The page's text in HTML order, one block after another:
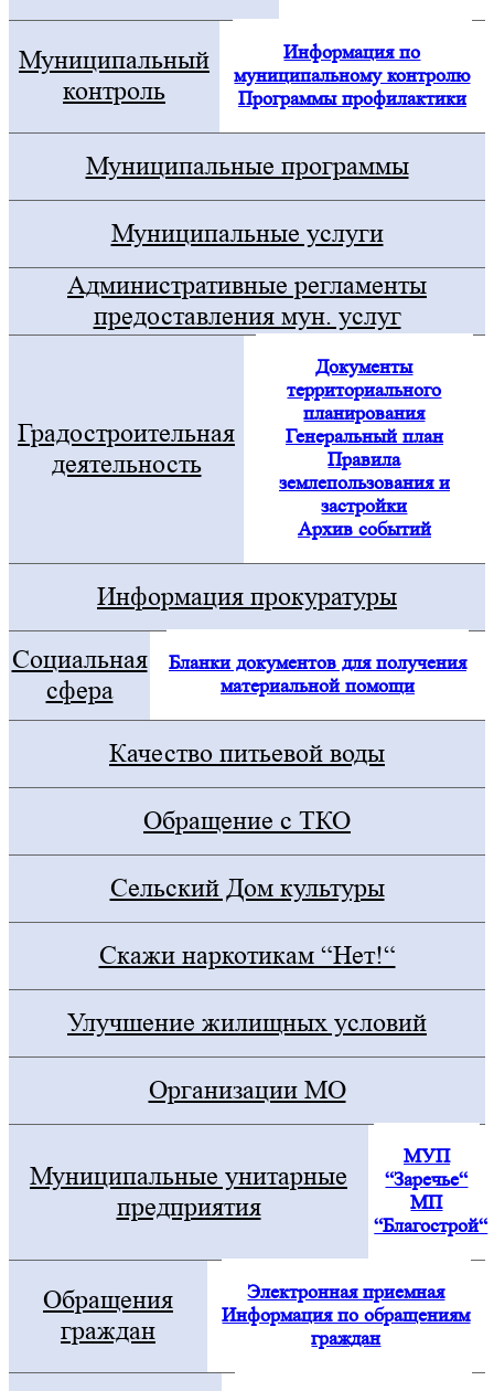
Муниципальный
контроль
Информация по
муниципальному контролю
Программы профилактики
Муниципальные программы
Муниципальные услуги
Административные регламенты
предоставления мун. услуг
Градостроительная
деятельность
Документы
территориального
планирования
Генеральный план
Правила
землепользования и
застройки
Архив событий
Информация прокуратуры
Социальная
сфера
Бланки документов для получения
материальной помощи
Качество питьевой воды
Обращение с ТКО
Сельский Дом культуры
Скажи наркотикам “Нет!“
Улучшение жилищных условий
Организации МО
Муниципальные унитарные
предприятия
МУП
“Заречье“
МП
“Благострой“
Обращения
граждан
Электронная приемная
Информация по обращениям
граждан